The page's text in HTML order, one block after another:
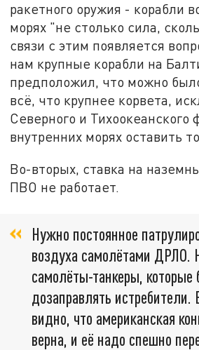
ракетного оружия - корабли
морях "не столько сила,
связи с этим появляется
нам крупные корабли на
предположил, что можно
всё, что крупнее корвета,
Северного и Тихоокеанского
внутренних морях оставить
Во-вторых, ставка на
ПВО не работает.
Нужно постоянное
воздуха самолётами ДРЛО.
самолёты-танкеры, которые
дозаправлять
видно, что американская
верна, и её надо спешно